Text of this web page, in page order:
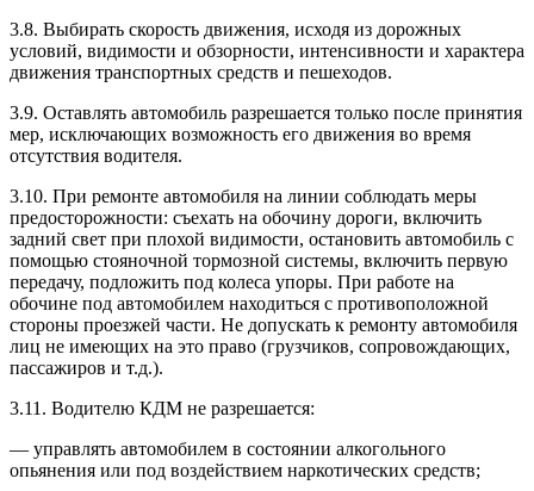
3.8. Выбирать скорость движения, исходя из дорожных
условий, видимости и обзорности, интенсивности и характера
движения транспортных средств и пешеходов.
3.9. Оставлять автомобиль разрешается только после принятия
мер, исключающих возможность его движения во время
отсутствия водителя.
3.10. При ремонте автомобиля на линии соблюдать меры
предосторожности: съехать на обочину дороги, включить
задний свет при плохой видимости, остановить автомобиль с
помощью стояночной тормозной системы, включить первую
передачу, подложить под колеса упоры. При работе на
обочине под автомобилем находиться с противоположной
стороны проезжей части. Не допускать к ремонту автомобиля
лиц не имеющих на это право (грузчиков, сопровождающих,
пассажиров и т.д.).
3.11. Водителю КДМ не разрешается:
— управлять автомобилем в состоянии алкогольного
опьянения или под воздействием наркотических средств;